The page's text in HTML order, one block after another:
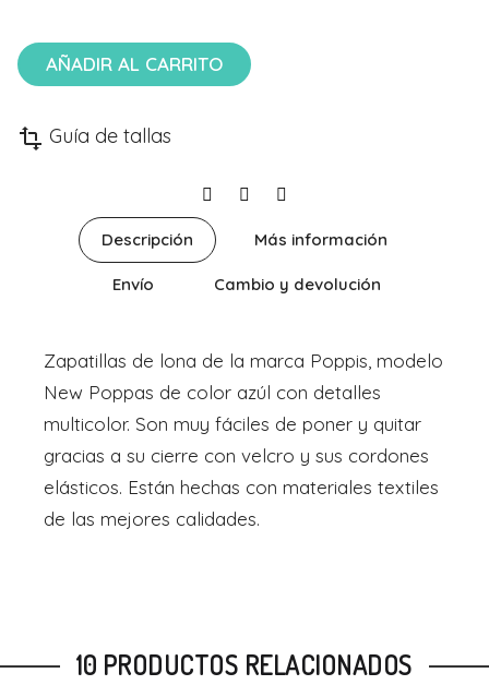
AÑADIR AL CARRITO
transform Guía de tallas
Descripción Más información
Envío Cambio y devolución
Zapatillas de lona de la marca Poppis, modelo
New Poppas de color azúl con detalles
multicolor. Son muy fáciles de poner y quitar
gracias a su cierre con velcro y sus cordones
elásticos. Están hechas con materiales textiles
de las mejores calidades.
10 PRODUCTOS RELACIONADOS